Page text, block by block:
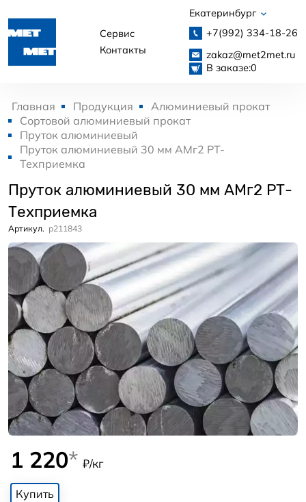
Сервис
Контакты
Екатеринбург
+7(992) 334-18-26
zakaz@met2met.ru
В заказе:0
Главная Продукция
Алюминиевый прокат
Сортовой алюминиевый прокат
Пруток алюминиевый
Пруток алюминиевый 30 мм АМг2 РТ-
Техприемка
Пруток алюминиевый 30 мм АМг2 РТ-
Техприемка
Артикул. p211843
1 220* ₽/кг
Купить